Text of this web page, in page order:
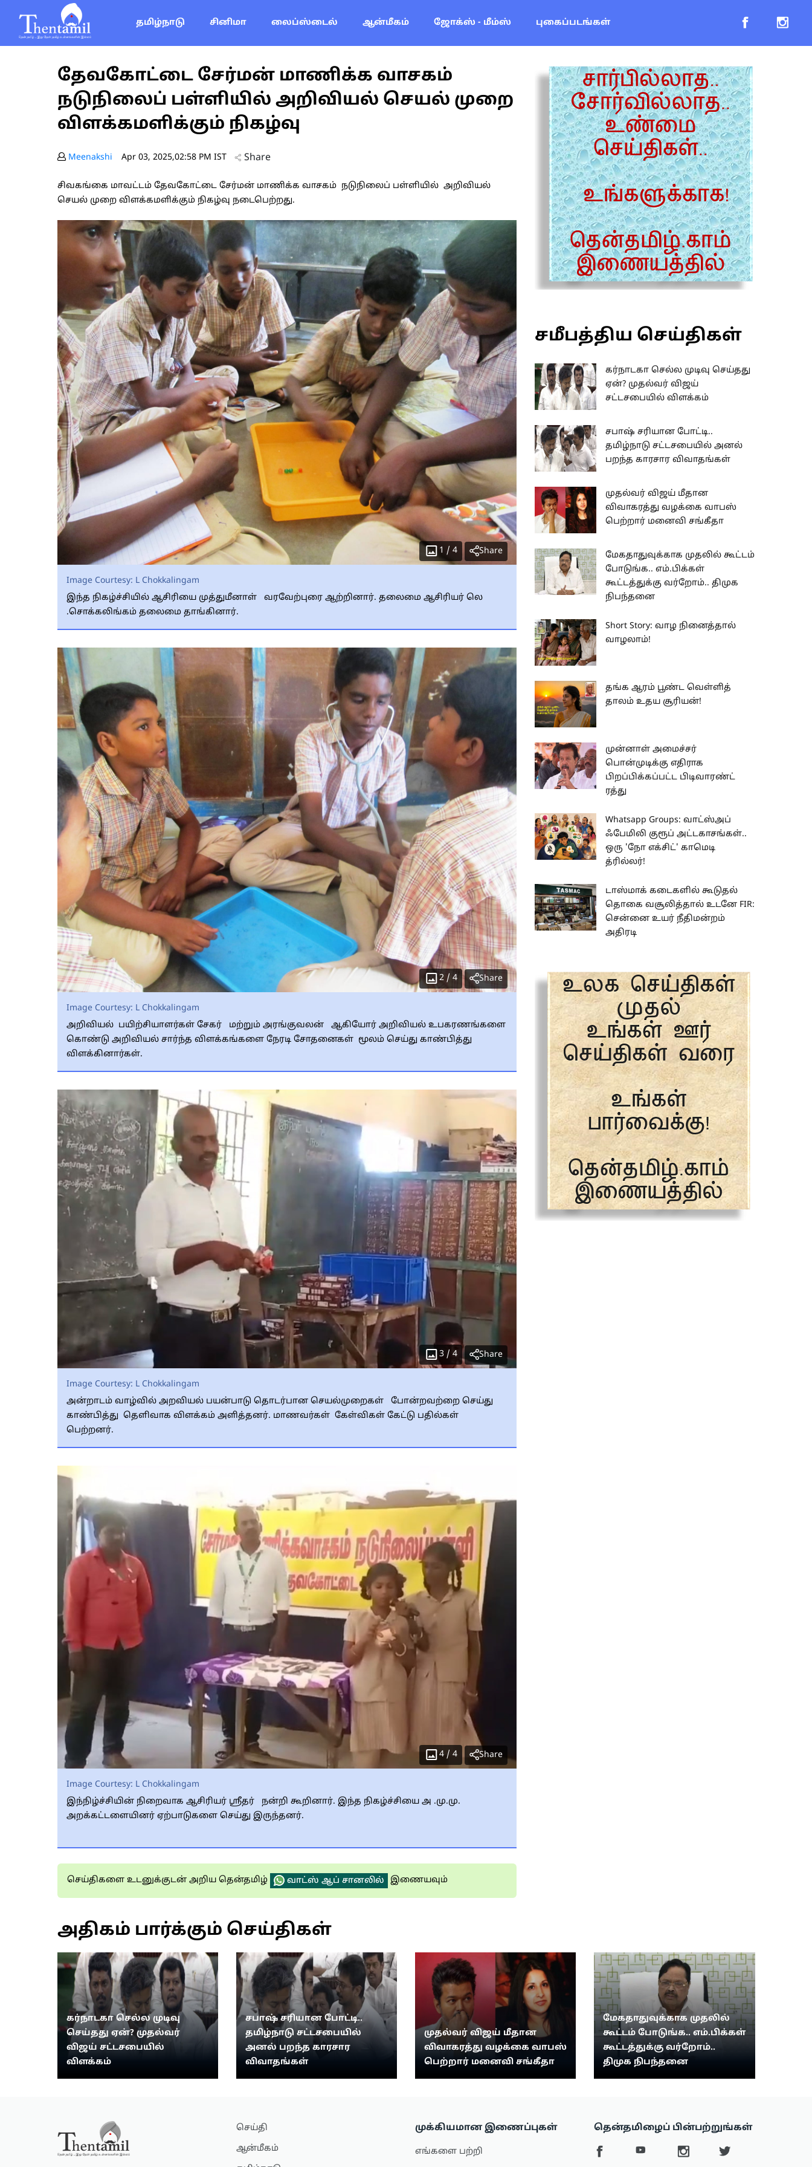
தமிழ்நாடு சினிமா லைப்ஸ்டைல் ஆன்மீகம் ஜோக்ஸ் - மீம்ஸ் புகைப்படங்கள்
தேவகோட்டை சேர்மன் மாணிக்க வாசகம்
நடுநிலைப் பள்ளியில் அறிவியல் செயல் முறை
விளக்கமளிக்கும் நிகழ்வு
Meenakshi Apr 03, 2025,02:58 PM IST Share
சிவகங்கை மாவட்டம் தேவகோட்டை சேர்மன் மாணிக்க வாசகம் நடுநிலைப் பள்ளியில் அறிவியல்
செயல் முறை விளக்கமளிக்கும் நிகழ்வு நடைபெற்றது.
1 / 4 Share
Image Courtesy: L Chokkalingam
இந்த நிகழ்ச்சியில் ஆசிரியை முத்துமீனாள் வரவேற்புரை ஆற்றினார். தலைமை ஆசிரியர் லெ
.சொக்கலிங்கம் தலைமை தாங்கினார்.
2/ 4 Share
Image Courtesy: L Chokkalingam
அறிவியல் பயிற்சியாளர்கள் சேகர் மற்றும் அரங்குவலன் ஆகியோர் அறிவியல் உபகரணங்களை
கொண்டு அறிவியல் சார்ந்த விளக்கங்களை நேரடி சோதனைகள் மூலம் செய்து காண்பித்து
விளக்கினார்கள்.
3/ 4 Share
Image Courtesy: L Chokkalingam
அன்றாடம் வாழ்வில் அறவியல் பயன்பாடு தொடர்பான செயல்முறைகள் போன்றவற்றை செய்து
காண்பித்து தெளிவாக விளக்கம் அளித்தனர். மாணவர்கள் கேள்விகள் கேட்டு பதில்கள்
பெற்றனர்.
4/ 4 Share
Image Courtesy: L Chokkalingam
இந்நிழ்ச்சியின் நிறைவாக ஆசிரியர் ஸ்ரீதர் நன்றி கூறினார். இந்த நிகழ்ச்சியை அ .மு.மு.
அறக்கட்டளையினர் ஏற்பாடுகளை செய்து இருந்தனர்.
செய்திகளை உடனுக்குடன் அறிய தென்தமிழ் வாட்ஸ் ஆப் சானலில் இணையவும்
சமீபத்திய செய்திகள்
கர்நாடகா செல்ல முடிவு செய்தது
ஏன்? முதல்வர் விஜய்
சட்டசபையில் விளக்கம்
சபாஷ் சரியான போட்டி..
தமிழ்நாடு சட்டசபையில் அனல்
பறந்த காரசார விவாதங்கள்
முதல்வர் விஜய் மீதான
விவாகரத்து வழக்கை வாபஸ்
பெற்றார் மனைவி சங்கீதா
மேகதாதுவுக்காக முதலில் கூட்டம்
போடுங்க.. எம்.பிக்கள்
கூட்டத்துக்கு வர்றோம்.. திமுக
நிபந்தனை
Short Story: வாழ நினைத்தால்
வாழலாம்!
தங்க ஆரம் பூண்ட வெள்ளித்
தாலம் உதய சூரியன்!
முன்னாள் அமைச்சர்
பொன்முடிக்கு எதிராக
பிறப்பிக்கப்பட்ட பிடிவாரண்ட்
ரத்து
Whatsapp Groups: வாட்ஸ்அப்
ஃபேமிலி குரூப் அட்டகாசங்கள்..
ஒரு 'நோ எக்சிட்' காமெடி
த்ரில்லர்!
டாஸ்மாக் கடைகளில் கூடுதல்
தொகை வசூலித்தால் உடனே FIR:
சென்னை உயர் நீதிமன்றம்
அதிரடி
அதிகம் பார்க்கும் செய்திகள்
கர்நாடகா செல்ல முடிவு
செய்தது ஏன்? முதல்வர்
விஜய் சட்டசபையில்
விளக்கம்
சபாஷ் சரியான போட்டி..
தமிழ்நாடு சட்டசபையில்
அனல் பறந்த காரசார
விவாதங்கள்
முதல்வர் விஜய் மீதான
விவாகரத்து வழக்கை வாபஸ்
பெற்றார் மனைவி சங்கீதா
மேகதாதுவுக்காக முதலில்
கூட்டம் போடுங்க.. எம்.பிக்கள்
கூட்டத்துக்கு வர்றோம்..
திமுக நிபந்தனை
செய்தி
ஆன்மீகம்
முக்கியமான இணைப்புகள்
எங்களை பற்றி
தென்தமிழைப் பின்பற்றுங்கள்